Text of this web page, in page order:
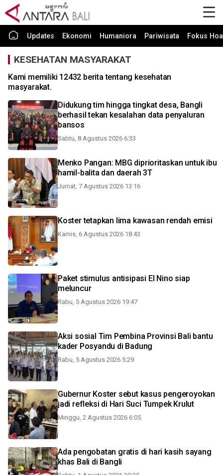
Updates Ekonomi Humaniora Pariwisata Fokus
KESEHATAN MASYARAKAT
Kami memiliki 12432 berita tentang kesehatan
masyarakat.
Didukung tim hingga tingkat desa, Bangli
berhasil tekan kesalahan data penyaluran
bansos
Sabtu, 8 Agustus 2026 6:33
Menko Pangan: MBG diprioritaskan untuk ibu
hamil-balita dan daerah 3T
Jumat, 7 Agustus 2026 13:16
Koster tetapkan lima kawasan rendah emisi
Kamis, 6 Agustus 2026 18:43
Paket stimulus antisipasi El Nino siap
meluncur
Rabu, 5 Agustus 2026 19:47
Aksi sosial Tim Pembina Provinsi Bali bantu
kader Posyandu di Badung
Rabu, 5 Agustus 2026 5:29
Gubernur Koster sebut kasus pengeroyokan
jadi refleksi di Hari Suci Tumpek Krulut
Minggu, 2 Agustus 2026 6:05
Ada pengobatan gratis di hari kasih sayang
khas Bali di Bangli